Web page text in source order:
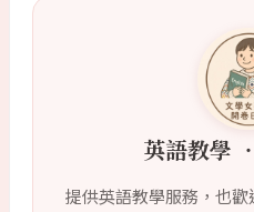
英語教學
提供英語教學服務，也